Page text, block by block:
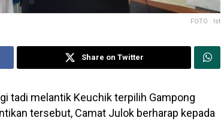
FOTO : Ist
Share on Twitter
tadi melantik Keuchik terpilih Gampong
tersebut, Camat Julok berharap kepada